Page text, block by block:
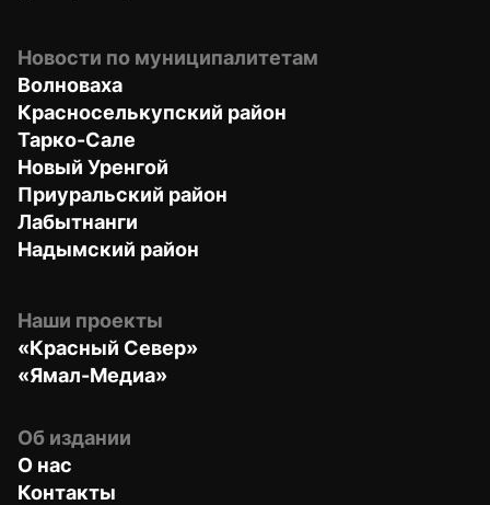
Новости по муниципалитетам
Волноваха
Красноселькупский район
Тарко-Сале
Новый Уренгой
Приуральский район
Лабытнанги
Надымский район
Наши проекты
«Красный Север»
«Ямал-Медиа»
Об издании
О нас
Контакты